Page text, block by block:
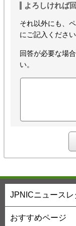
よろしければ
それ以外にも、
にご記入ください
回答が必要な場合
い。
JPNICニュース
おすすめページ